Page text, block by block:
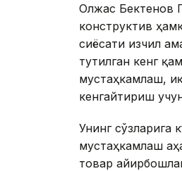
Олжас Бектенов
конструктив
сиёсати изчил
тутилган кенг
мустаҳкамлаш,
кенгайтириш
Унинг сўзларига
мустаҳкамлаш
товар